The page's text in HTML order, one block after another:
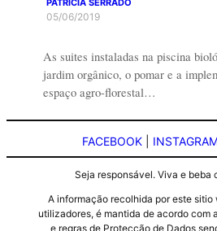
PATRÍCIA SERRADO
05/06/2019
As suites instaladas na piscina
jardim orgânico, o pomar e a
espaço agro-florestal…
FACEBOOK
Seja responsável. Viva e beba
A informação recolhida por este sitio
utilizadores, é mantida de acordo com
e regras de Protecção de Dados